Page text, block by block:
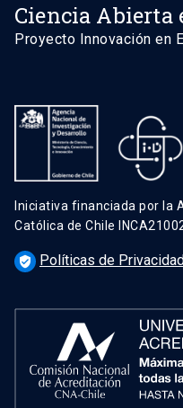
Ciencia Abierta
Proyecto Innovación en
Iniciativa financiada por la
Católica de Chile
verified_user Políticas de